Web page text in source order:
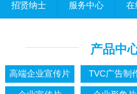
招贤纳士 服务中心 在
产品中
高端企业宣传片 TVC广告制